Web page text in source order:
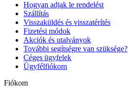
Hogyan adjak le rendelést
Szállítás
Visszaküldés és visszatérítés
Fizetési módok
Akciók és utalványok
További segítségre van szüksége?
Céges ügyfelek
Ügyfélfiókom
Fiókom